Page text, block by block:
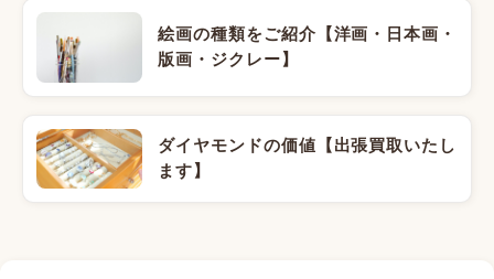
絵画の種類をご紹介【洋画・日本画・
版画・ジクレー】
ダイヤモンドの価値【出張買取いたし
ます】